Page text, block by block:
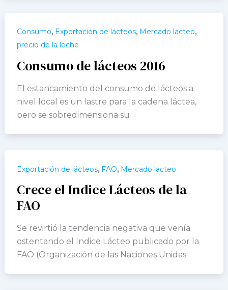
Consumo, Exportación de lácteos, Mercado lacteo,
precio de la leche
Consumo de lácteos 2016
El estancamiento del consumo de lácteos a
nivel local es un lastre para la cadena láctea,
pero se sobredimensiona su
Exportación de lácteos, FAO, Mercado lacteo
Crece el Indice Lácteos de la
FAO
Se revirtió la tendencia negativa que venía
ostentando el Indice Lácteo publicado por la
FAO (Organización de las Naciones Unidas